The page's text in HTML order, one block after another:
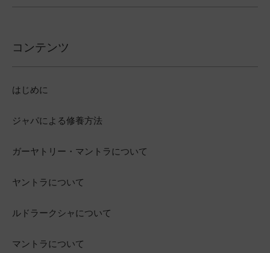
コンテンツ
はじめに
ジャパによる修養方法
ガーヤトリー・マントラについて
ヤントラについて
ルドラークシャについて
マントラについて